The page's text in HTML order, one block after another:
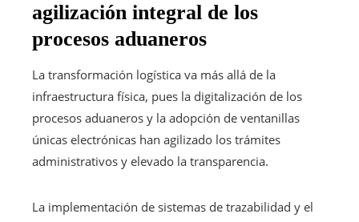
agilización integral de los
procesos aduaneros
La transformación logística va más allá de la
infraestructura física, pues la digitalización de los
procesos aduaneros y la adopción de ventanillas
únicas electrónicas han agilizado los trámites
administrativos y elevado la transparencia.
La implementación de sistemas de trazabilidad y el